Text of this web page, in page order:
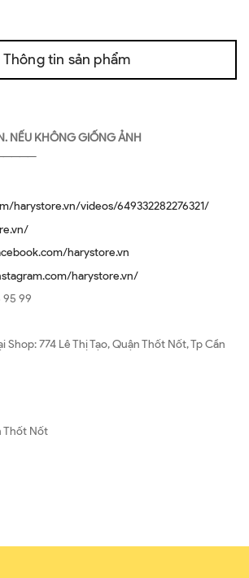
Thông tin sản phẩm
NẾU KHÔNG GIỐNG ẢNH
harystore.vn/videos/649332282276321/
harystore.vn
harystore.vn/
95 99
774 Lê Thị Tạo, Quận Thốt Nốt, Tp Cần
Thốt Nốt